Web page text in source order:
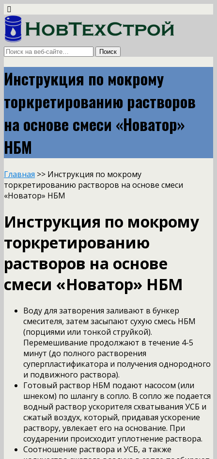
Инструкция по мокрому
торкретированию растворов
на основе смеси «Новатор»
НБМ
Главная >> Инструкция по мокрому
торкретированию растворов на основе смеси
«Новатор» НБМ
Инструкция по мокрому
торкретированию
растворов на основе
смеси «Новатор» НБМ
Воду для затворения заливают в бункер
смесителя, затем засыпают сухую смесь НБМ
(порциями или тонкой струйкой).
Перемешивание продолжают в течение 4-5
минут (до полного растворения
суперпластификатора и получения однородного
и подвижного раствора).
Готовый раствор НБМ подают насосом (или
шнеком) по шлангу в сопло. В сопло же подается
водный раствор ускорителя схватывания УСБ и
сжатый воздух, который, придавая ускорение
раствору, увлекает его на основание. При
соударении происходит уплотнение раствора.
Соотношение раствора и УСБ, а также